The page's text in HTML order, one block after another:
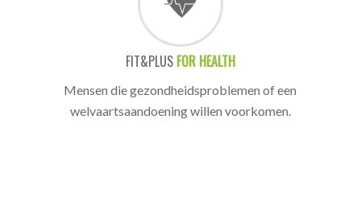
FIT&PLUS FOR HEALTH
Mensen die gezondheidsproblemen of een
welvaartsaandoening willen voorkomen.